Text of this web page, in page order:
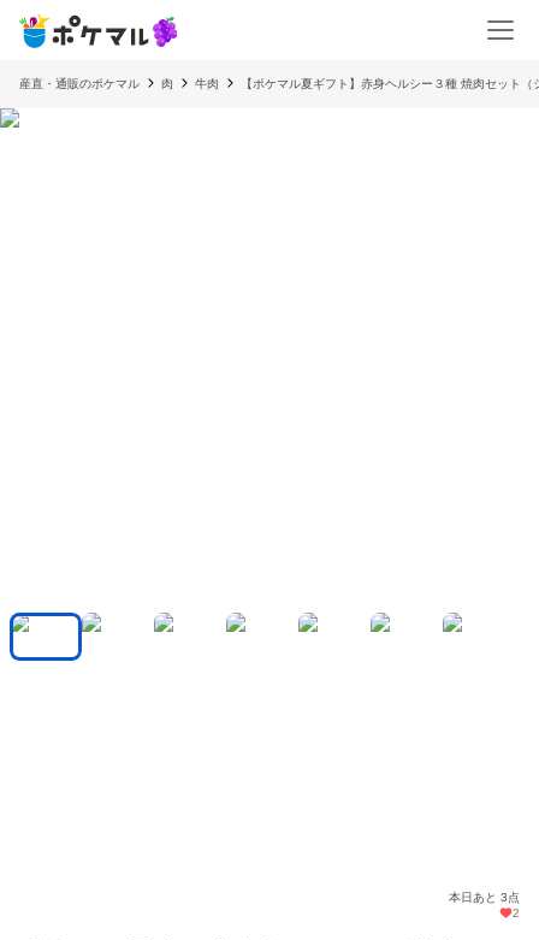
産直・通販のポケマル 肉 牛肉 【ポケマル夏ギフト】赤身ヘルシー３種 焼肉セット
本日あと 3点
2